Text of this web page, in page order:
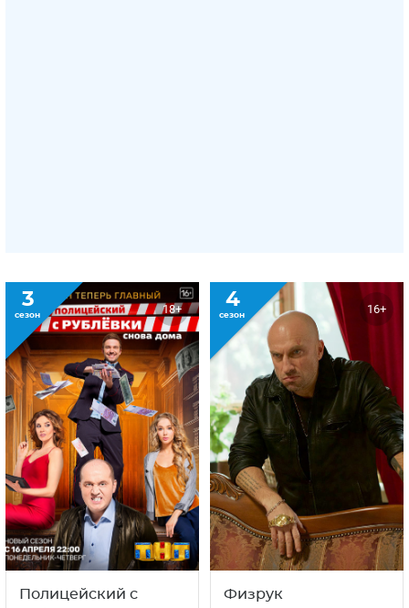
3
сезон 18+
Полицейский с
4
сезон 16+
Физрук